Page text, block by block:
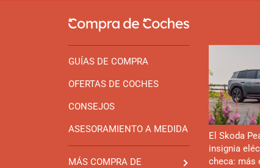
GUÍAS DE COMPRA
OFERTAS DE COCHES
CONSEJOS
ASESORAMIENTO A MEDIDA
MÁS COMPRA DE
El Skoda
insignia
checa: más